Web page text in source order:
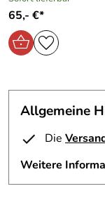
65,- €*
Allgemeine
Die
Weitere